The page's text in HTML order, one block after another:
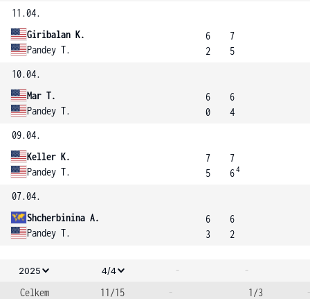
11.04.
Giribalan K.
Pandey T.
6
2
7
5
10.04.
Mar T.
Pandey T.
6
0
6
4
09.04.
Keller K.
Pandey T.
7
5
7
64
07.04.
Shcherbinina A.
Pandey T.
6
3
6
2
2025 4/4 -
-
Celkem
11/15 - 1/3